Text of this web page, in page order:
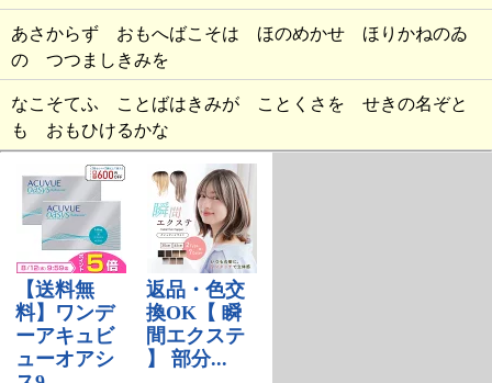
あさからず おもへばこそは ほのめかせ ほりかねのゐ
の つつましきみを
なこそてふ ことばはきみが ことくさを せきの名ぞと
も おもひけるかな